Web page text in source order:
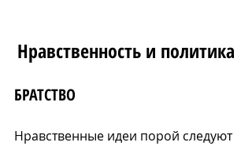
Нравственность и политика
БРАТСТВО
Нравственные идеи порой следуют